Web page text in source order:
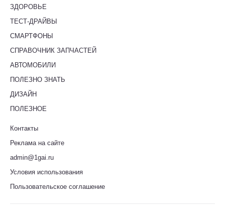
ЗДОРОВЬЕ
ТЕСТ-ДРАЙВЫ
СМАРТФОНЫ
СПРАВОЧНИК ЗАПЧАСТЕЙ
АВТОМОБИЛИ
ПОЛЕЗНО ЗНАТЬ
ДИЗАЙН
ПОЛЕЗНОЕ
Контакты
Реклама на сайте
admin@1gai.ru
Условия использования
Пользовательское соглашение